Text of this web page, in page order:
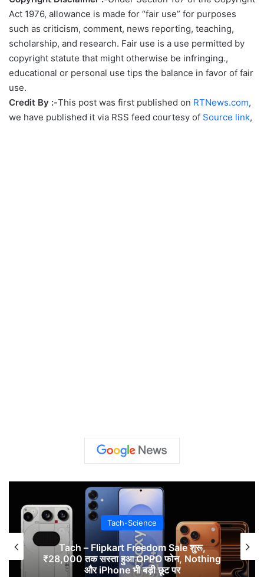
Act 1976, allowance is made for “fair use” for purposes
such as criticism, comment, news reporting, teaching,
scholarship, and research. Fair use is a use permitted by
copyright statute that might otherwise be infringing.,
educational or personal use tips the balance in favor of fair
use.
Credit By :-This post was first published on RTNews.com,
we have published it via RSS feed courtesy of Source link,
Tach-Science
Freedom Sale शुरू,
सस्ता हुआ OPPO फोन, Nothing
iPhone भी बड़ी छूट पर
UP News: संभल
हैं? एसआईटी की